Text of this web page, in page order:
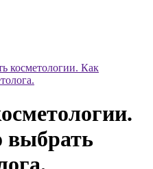
косметологии. Как
выбрать